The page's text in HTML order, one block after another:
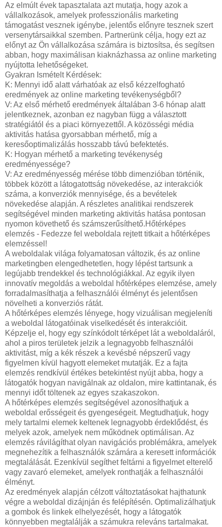
Az elmúlt évek tapasztalata azt mutatja, hogy azok a
vállalkozások, amelyek professzionális marketing
támogatást vesznek igénybe, jelentős előnyre tesznek szert
versenytársaikkal szemben. Partnerünk célja, hogy ezt az
előnyt az Ön vállalkozása számára is biztosítsa, és segítsen
abban, hogy maximálisan kiaknázhassa az online marketing
nyújtotta lehetőségeket.
Gyakran Ismételt Kérdések:
K: Mennyi idő alatt várhatóak az első kézzelfogható
eredmények az online marketing tevékenységből?
V: Az első mérhető eredmények általában 3-6 hónap alatt
jelentkeznek, azonban ez nagyban függ a választott
stratégiától és a piaci környezettől. A közösségi média
aktivitás hatása gyorsabban mérhető, míg a
keresőoptimalizálás hosszabb távú befektetés.
K: Hogyan mérhető a marketing tevékenység
eredményessége?
V: Az eredményesség mérése több dimenzióban történik,
többek között a látogatottság növekedése, az interakciók
száma, a konverziók mennyisége, és a bevételek
növekedése alapján. A részletes analitikai rendszerek
segítségével minden marketing aktivitás hatása pontosan
nyomon követhető és számszerűsíthető.Hőtérképes
elemzés - Fedezze fel weboldala rejtett titkait a hőtérképes
elemzéssel!
A weboldalak világa folyamatosan változik, és az online
marketingben elengedhetetlen, hogy lépést tartsunk a
legújabb trendekkel és technológiákkal. Az egyik ilyen
innovatív megoldás a weboldal hőtérképes elemzése, amely
forradalmasíthatja a felhasználói élményt és jelentősen
növelheti a konverziós rátát.
A hőtérképes elemzés lényege, hogy vizuálisan megjeleníti
a weboldal látogatóinak viselkedését és interakcióit.
Képzelje el, hogy egy színkódolt térképet lát a weboldaláról,
ahol a piros területek jelzik a legnagyobb felhasználói
aktivitást, míg a kék részek a kevésbé népszerű vagy
figyelmen kívül hagyott elemeket mutatják. Ez a fajta
elemzés rendkívül értékes betekintést nyújt abba, hogy a
látogatók hogyan navigálnak az oldalon, mire kattintanak, és
mennyi időt töltenek az egyes szakaszokon.
A hőtérképes elemzés segítségével azonosíthatjuk a
weboldal erősségeit és gyengeségeit. Megtudhatjuk, hogy
mely tartalmi elemek keltenek legnagyobb érdeklődést, és
melyek azok, amelyek nem működnek optimálisan. Az
elemzés rávilágíthat olyan navigációs problémákra, amelyek
megnehezítik a felhasználók számára a keresett információk
megtalálását. Ezenkívül segíthet feltárni a figyelmet elterelő
vagy zavaró elemeket, amelyek ronthatják a felhasználói
élményt.
Az eredmények alapján célzott változtatásokat hajthatunk
végre a weboldal dizájnján és felépítésén. Optimalizálhatjuk
a gombok és linkek elhelyezését, hogy a látogatók
könnyebben megtalálják a számukra releváns tartalmakat.